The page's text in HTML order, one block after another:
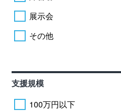
展示会
その他
支援規模
100万円以下